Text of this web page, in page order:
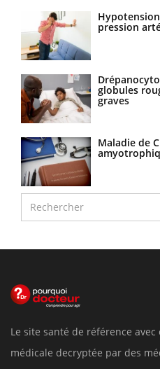
pression
globules
graves
Maladie de
Le site santé de référence
médicale decryptée par des